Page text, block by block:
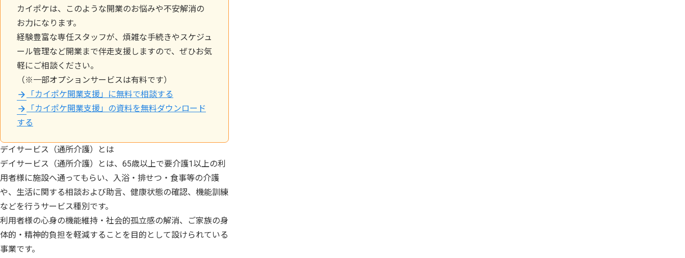
カイポケは、このような開業のお悩みや不安解消の
お力になります。
経験豊富な専任スタッフが、煩雑な手続きやスケジュ
ール管理など開業まで伴走支援しますので、ぜひお気
軽にご相談ください。
（※一部オプションサービスは有料です）
「カイポケ開業支援」に無料で相談する
「カイポケ開業支援」の資料を無料ダウンロード
する
デイサービス（通所介護）とは
デイサービス（通所介護）とは、65歳以上で要介護1以上の利
用者様に施設へ通ってもらい、入浴・排せつ・食事等の介護
や、生活に関する相談および助言、健康状態の確認、機能訓練
などを行うサービス種別です。
利用者様の心身の機能維持・社会的孤立感の解消、ご家族の身
体的・精神的負担を軽減することを目的として設けられている
事業です。